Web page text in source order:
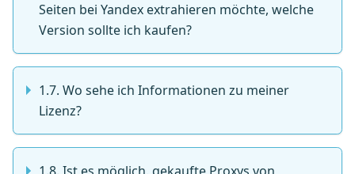
Seiten bei Yandex extrahieren möchte, welche
Version sollte ich kaufen?
1.7. Wo sehe ich Informationen zu meiner
Lizenz?